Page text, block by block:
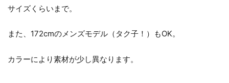
サイズくらいまで。
また、172cmのメンズモデル（タク子！）もOK。
カラーにより素材が少し異なります。